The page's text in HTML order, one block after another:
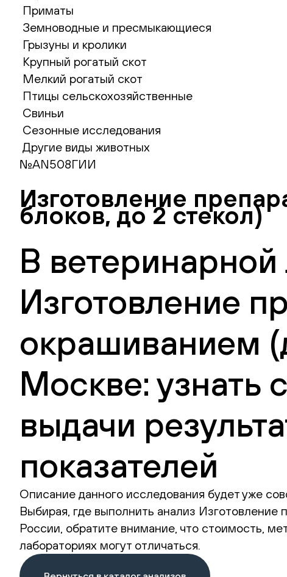
Приматы
Земноводные и пресмыкающиеся
Грызуны и кролики
Крупный рогатый скот
Мелкий рогатый скот
Птицы сельскохозяйственные
Свиньи
Сезонные исследования
Другие виды животных
№AN508ГИИ
Изготовление
блоков, до 2 стекол)
В
Изготовление
окрашиванием
Москве: узнать
выдачи
показателей
Описание данного исследования будет уже
Выбирая, где выполнить анализ Изготовление
России, обратите внимание, что стоимость,
лабораториях могут отличаться.